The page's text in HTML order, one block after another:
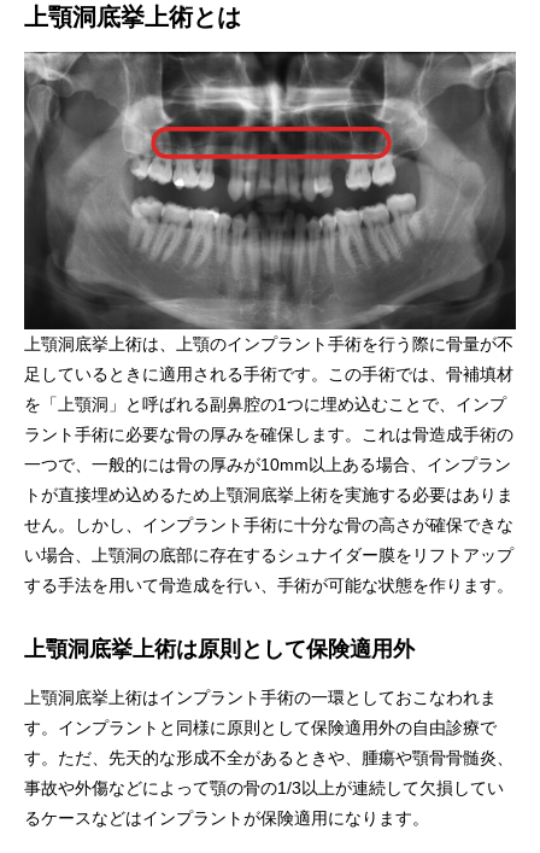
上顎洞底挙上術とは
上顎洞底挙上術は、上顎のインプラント手術を行う際に骨量が不
足しているときに適用される手術です。この手術では、骨補填材
を「上顎洞」と呼ばれる副鼻腔の1つに埋め込むことで、インプ
ラント手術に必要な骨の厚みを確保します。これは骨造成手術の
一つで、一般的には骨の厚みが10mm以上ある場合、インプラン
トが直接埋め込めるため上顎洞底挙上術を実施する必要はありま
せん。しかし、インプラント手術に十分な骨の高さが確保できな
い場合、上顎洞の底部に存在するシュナイダー膜をリフトアップ
する手法を用いて骨造成を行い、手術が可能な状態を作ります。
上顎洞底挙上術は原則として保険適用外
上顎洞底挙上術はインプラント手術の一環としておこなわれま
す。インプラントと同様に原則として保険適用外の自由診療で
す。ただ、先天的な形成不全があるときや、腫瘍や顎骨骨髄炎、
事故や外傷などによって顎の骨の1/3以上が連続して欠損してい
るケースなどはインプラントが保険適用になります。